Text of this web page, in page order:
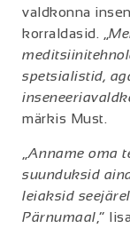
valdkonna
korraldasid. „
spetsialistid,
märkis Must.
Anname oma
suunduksid
leiaksid
Pärnumaal ,“